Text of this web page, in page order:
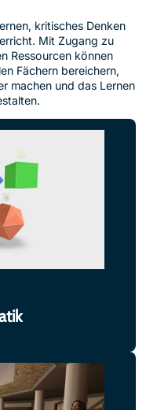
kritisches Denken
Mit Zugang zu
Ressourcen können
Fächern bereichern,
machen und das Lernen